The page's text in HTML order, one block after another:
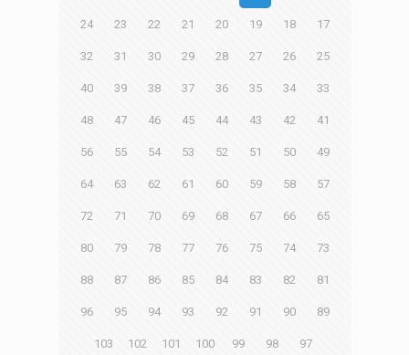
17
18
19
20
21
22
23
24
25
26
27
28
29
30
31
32
33
34
35
36
37
38
39
40
41
42
43
44
45
46
47
48
49
50
51
52
53
54
55
56
57
58
59
60
61
62
63
64
65
66
67
68
69
70
71
72
73
74
75
76
77
78
79
80
81
82
83
84
85
86
87
88
89
90
91
92
93
94
95
96
97
98
99
100
101
102
103